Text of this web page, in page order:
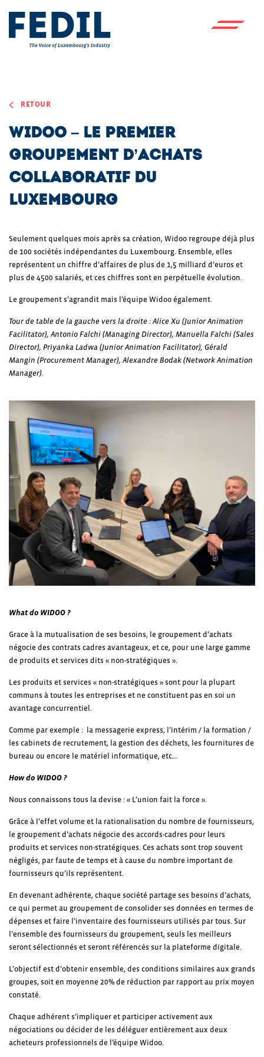
RETOUR
Widoo – Le premier
groupement d’achats
collaboratif du
Luxembourg
Seulement quelques mois après sa création, Widoo regroupe déjà plus
de 100 sociétés indépendantes du Luxembourg. Ensemble, elles
représentent un chiffre d’affaires de plus de 1,5 milliard d’euros et
plus de 4500 salariés, et ces chiffres sont en perpétuelle évolution.
Le groupement s’agrandit mais l’équipe Widoo également.
Tour de table de la gauche vers la droite : Alice Xu (Junior Animation
Facilitator), Antonio Falchi (Managing Director), Manuella Falchi (Sales
Director), Priyanka Ladwa (Junior Animation Facilitator), Gérald
Mangin (Procurement Manager), Alexandre Bodak (Network Animation
Manager).
What do WIDOO ?
Grace à la mutualisation de ses besoins, le groupement d’achats
négocie des contrats cadres avantageux, et ce, pour une large gamme
de produits et services dits « non-stratégiques ».
Les produits et services « non-stratégiques » sont pour la plupart
communs à toutes les entreprises et ne constituent pas en soi un
avantage concurrentiel.
Comme par exemple : la messagerie express, l’intérim / la formation /
les cabinets de recrutement, la gestion des déchets, les fournitures de
bureau ou encore le matériel informatique, etc…
How do WIDOO ?
Nous connaissons tous la devise : « L’union fait la force ».
Grâce à l’effet volume et la rationalisation du nombre de fournisseurs,
le groupement d’achats négocie des accords-cadres pour leurs
produits et services non-stratégiques. Ces achats sont trop souvent
négligés, par faute de temps et à cause du nombre important de
fournisseurs qu’ils représentent.
En devenant adhérente, chaque société partage ses besoins d’achats,
ce qui permet au groupement de consolider ses données en termes de
dépenses et faire l’inventaire des fournisseurs utilisés par tous. Sur
l’ensemble des fournisseurs du groupement, seuls les meilleurs
seront sélectionnés et seront référencés sur la plateforme digitale.
L’objectif est d’obtenir ensemble, des conditions similaires aux grands
groupes, soit en moyenne 20% de réduction par rapport au prix moyen
constaté.
Chaque adhérent s’impliquer et participer activement aux
négociations ou décider de les déléguer entièrement aux deux
acheteurs professionnels de l’équipe Widoo.